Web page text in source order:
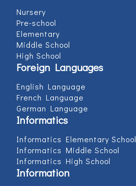
Nursery
Pre-school
Elementary
Middle School
High School
Foreign Languages
English Language
French Language
German Language
Informatics
Informatics Elementary School
Informatics Middle School
Informatics High School
Information